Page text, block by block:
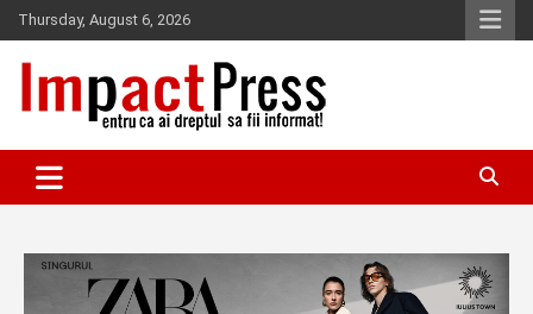
Skip
to
content
Thursday, August 6, 2026
IMPACTPRESS